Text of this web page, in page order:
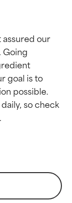
assured our
Going
goal is to
possible.
so check